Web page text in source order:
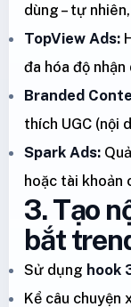
dùng – tự
TopView Ads:
đa hóa độ nhận
Branded
thích UGC (nội
Spark Ads:
hoặc tài khoản
3. Tạo
bắt
Sử dụng hook
Kể câu chuyện